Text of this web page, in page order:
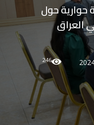
حوارية حول
العراق
246